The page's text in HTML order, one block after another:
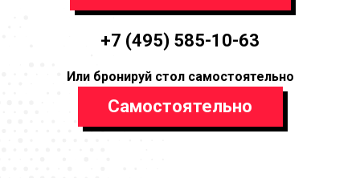
+7 (495) 585-10-63
Или бронируй стол самостоятельно
Самостоятельно